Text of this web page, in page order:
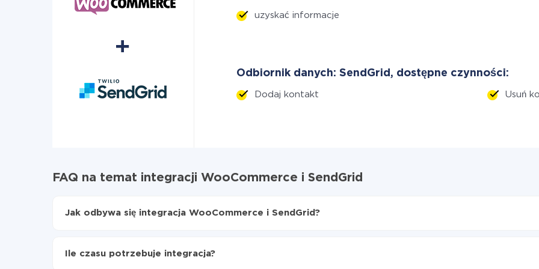
uzyskać informacje
Odbiornik danych: SendGrid, dostępne czynności:
Dodaj kontakt Usuń
FAQ na temat integracji WooCommerce i SendGrid
Jak odbywa się integracja WooCommerce i SendGrid?
Włącz aktualizację
Ile czasu potrzebuje integracja?